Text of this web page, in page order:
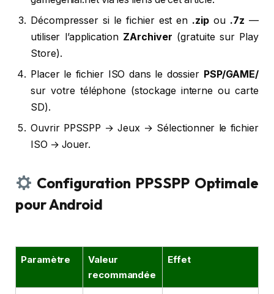
Décompresser si le fichier est en .zip ou .7z —
utiliser l’application ZArchiver (gratuite sur Play
Store).
Placer le fichier ISO dans le dossier PSP/GAME/
sur votre téléphone (stockage interne ou carte
SD).
Ouvrir PPSSPP → Jeux → Sélectionner le fichier
ISO → Jouer.
Configuration PPSSPP Optimale
pour Android
Paramètre
Valeur
recommandée
Effet